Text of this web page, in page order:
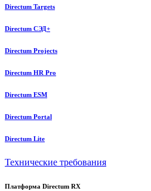
Directum Targets
Directum СЭД+
Directum Projects
Directum HR Pro
Directum ESM
Directum Portal
Directum Lite
Технические требования
Платформа Directum RX